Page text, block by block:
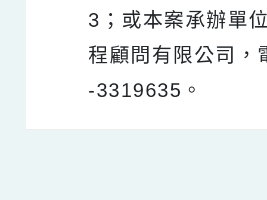
3；或本案承辦單
程顧問有限公司，
-3319635。